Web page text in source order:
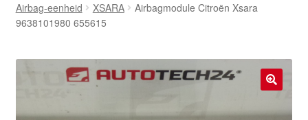
Algemene voorwaarden
Betalingen
Airbag-eenheid
XSARA
Airbagmodule Citroën Xsara
9638101980 655615